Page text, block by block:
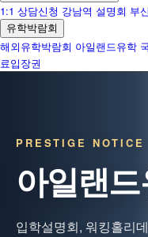
1:1 상담신청 강남역 설명회 부
유학박람회
해외유학박람회 아일랜드유학
료입장권
PRESTIGE NOTICE
아일랜
입학설명회, 워킹홀리